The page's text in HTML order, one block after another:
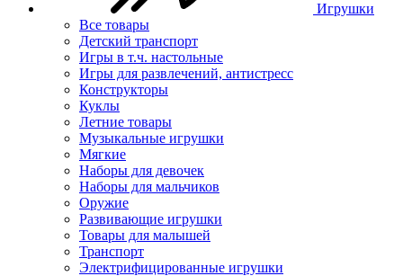
Игрушки
Все товары
Детский транспорт
Игры в т.ч. настольные
Игры для развлечений, антистресс
Конструкторы
Куклы
Летние товары
Музыкальные игрушки
Мягкие
Наборы для девочек
Наборы для мальчиков
Оружие
Развивающие игрушки
Товары для малышей
Транспорт
Электрифицированные игрушки